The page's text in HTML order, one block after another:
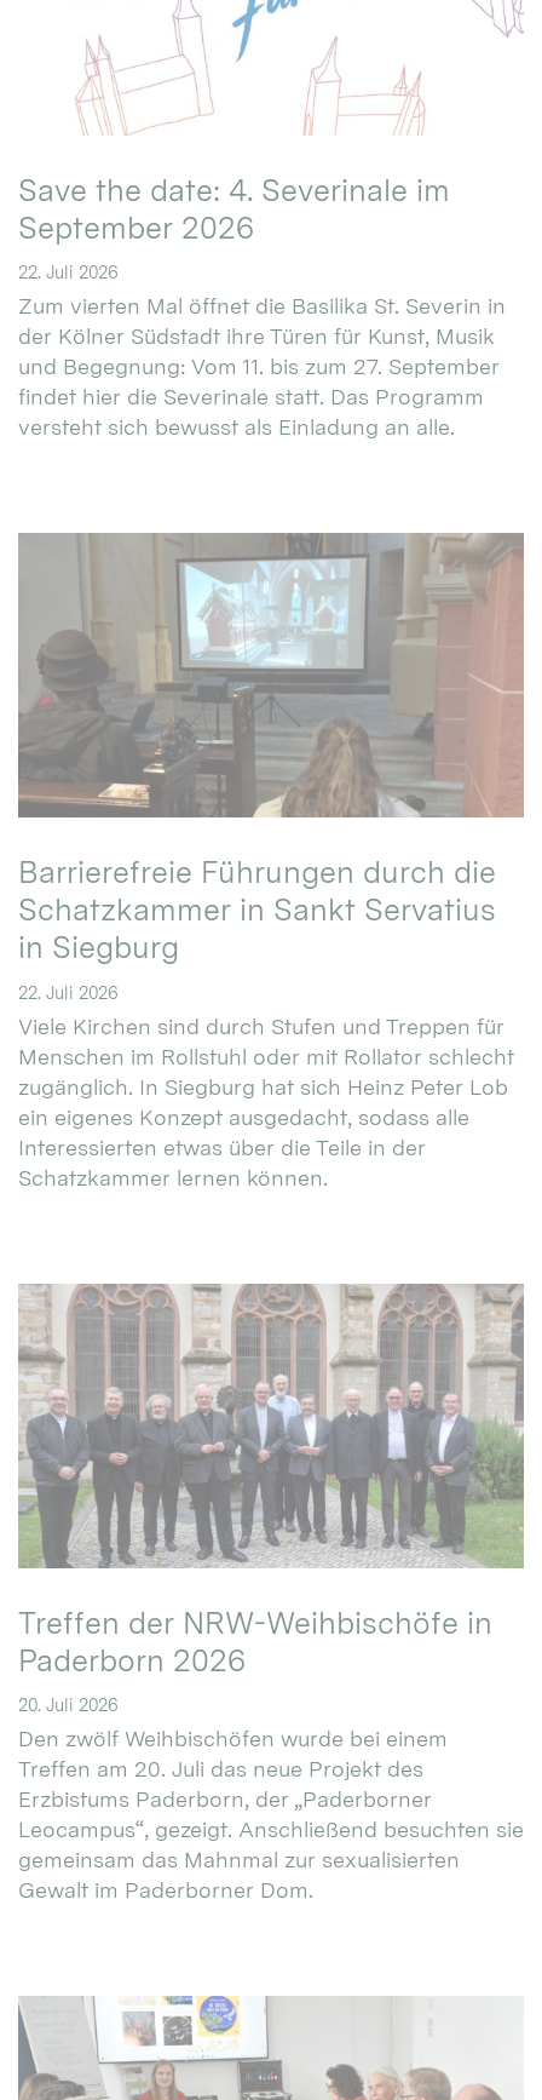
Save the date: 4. Severinale im
September 2026
22. Juli 2026
Zum vierten Mal öffnet die Basilika St. Severin in
der Kölner Südstadt ihre Türen für Kunst, Musik
und Begegnung: Vom 11. bis zum 27. September
findet hier die Severinale statt. Das Programm
versteht sich bewusst als Einladung an alle.
Barrierefreie Führungen durch die
Schatzkammer in Sankt Servatius
in Siegburg
22. Juli 2026
Viele Kirchen sind durch Stufen und Treppen für
Menschen im Rollstuhl oder mit Rollator schlecht
zugänglich. In Siegburg hat sich Heinz Peter Lob
ein eigenes Konzept ausgedacht, sodass alle
Interessierten etwas über die Teile in der
Schatzkammer lernen können.
Treffen der NRW-Weihbischöfe in
Paderborn 2026
20. Juli 2026
Den zwölf Weihbischöfen wurde bei einem
Treffen am 20. Juli das neue Projekt des
Erzbistums Paderborn, der „Paderborner
Leocampus“, gezeigt. Anschließend besuchten sie
gemeinsam das Mahnmal zur sexualisierten
Gewalt im Paderborner Dom.